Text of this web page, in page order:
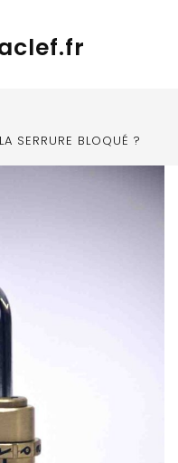
SERRURE BLOQUÉ ?